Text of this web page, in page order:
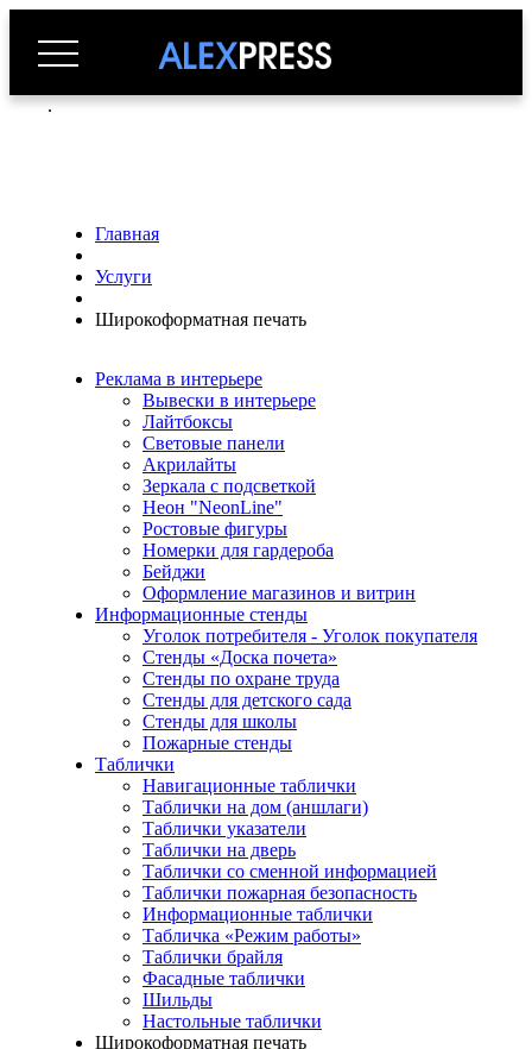
.
Главная
Услуги
Широкоформатная печать
Реклама в интерьере
Вывески в интерьере
Лайтбоксы
Световые панели
Акрилайты
Зеркала с подсветкой
Неон "NeonLine"
Ростовые фигуры
Номерки для гардероба
Бейджи
Оформление магазинов и витрин
Информационные стенды
Уголок потребителя - Уголок покупателя
Стенды «Доска почета»
Стенды по охране труда
Стенды для детского сада
Стенды для школы
Пожарные стенды
Таблички
Навигационные таблички
Таблички на дом (аншлаги)
Таблички указатели
Таблички на дверь
Таблички со сменной информацией
Таблички пожарная безопасность
Информационные таблички
Табличка «Режим работы»
Таблички брайля
Фасадные таблички
Шильды
Настольные таблички
Широкоформатная печать